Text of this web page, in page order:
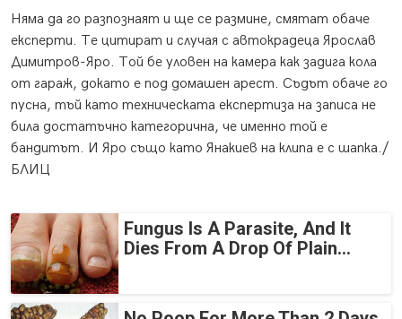
Няма да го разпознаят и ще се размине, смятат обаче
експерти. Те цитират и случая с автокрадеца Ярослав
Димитров-Яро. Той бе уловен на камера как задига кола
от гараж, докато е под домашен арест. Съдът обаче го
пусна, тъй като техническата експертиза на записа не
била достатъчно категорична, че именно той е
бандитът. И Яро също като Янакиев на клипа е с шапка./
БЛИЦ
Fungus Is A Parasite, And It
Dies From A Drop Of Plain...